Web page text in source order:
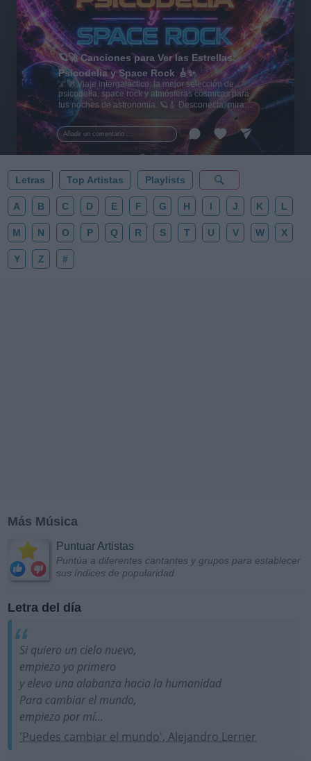
Añadir un comentario ...
🪐🚀 Canciones para Ver las Estrellas:
Psicodelia y Space Rock 🎸✨
🌌🚀 Viaje intergaláctico: la mejor selección de
psicodelia, space rock y atmósferas cósmicas para
tus noches de astronomía. 🪐🎸 Desconecta, mira
al firmamento y siente la gravedad cero. 💾 ¡Guarda
esta colección para tu próxima noche estrellada!
✨⭐
Letras Top Artistas Playlists
A B C D E F G H I J K L
M N O P Q R S T U V W X
Y Z #
Más Música
Puntuar Artistas
Puntúa a diferentes cantantes y grupos para establecer
sus índices de popularidad
Letra del día
Si quiero un cielo nuevo,
empiezo yo primero
y elevo una alabanza hacia la humanidad
Para cambiar el mundo,
empiezo por mí...
'Puedes cambiar el mundo', Alejandro Lerner